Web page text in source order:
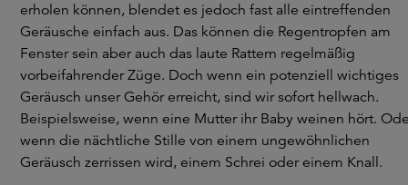
erholen können, blendet es jedoch fast alle eintreffenden
Geräusche einfach aus. Das können die Regentropfen am
Fenster sein aber auch das laute Rattern regelmäßig
vorbeifahrender Züge. Doch wenn ein potenziell wichtiges
Geräusch unser Gehör erreicht, sind wir sofort hellwach.
Beispielsweise, wenn eine Mutter ihr Baby weinen hört.
wenn die nächtliche Stille von einem ungewöhnlichen
Geräusch zerrissen wird, einem Schrei oder einem Knall.